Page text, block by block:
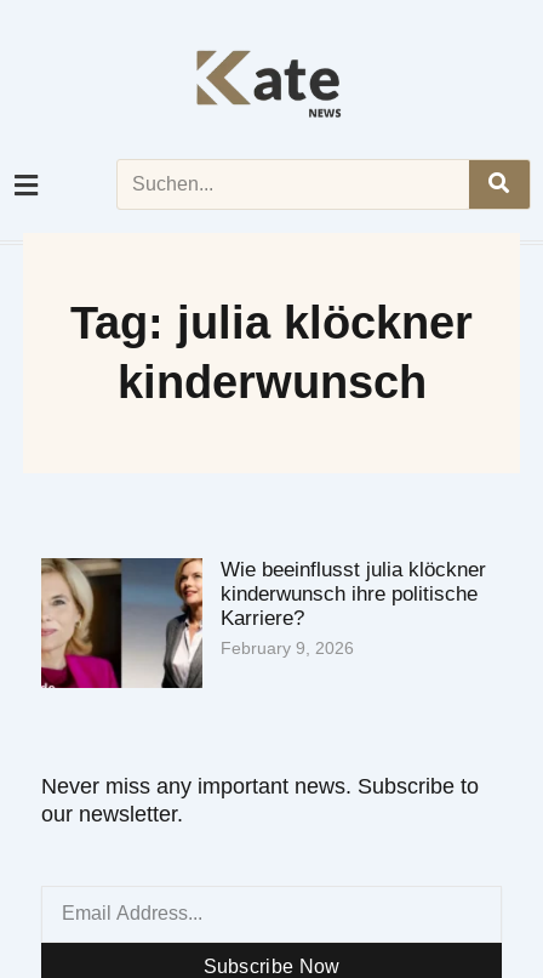
Tag: julia klöckner
kinderwunsch
Wie beeinflusst julia klöckner
kinderwunsch ihre politische
Karriere?
February 9, 2026
Never miss any important news. Subscribe to
our newsletter.
Subscribe Now